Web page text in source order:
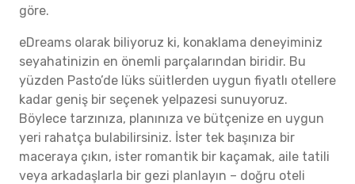
göre.
eDreams olarak biliyoruz ki, konaklama deneyiminiz
seyahatinizin en önemli parçalarından biridir. Bu
yüzden Pasto’de lüks süitlerden uygun fiyatlı otellere
kadar geniş bir seçenek yelpazesi sunuyoruz.
Böylece tarzınıza, planınıza ve bütçenize en uygun
yeri rahatça bulabilirsiniz. İster tek başınıza bir
maceraya çıkın, ister romantik bir kaçamak, aile tatili
veya arkadaşlarla bir gezi planlayın – doğru oteli